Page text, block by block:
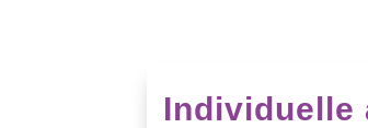
Individuelle